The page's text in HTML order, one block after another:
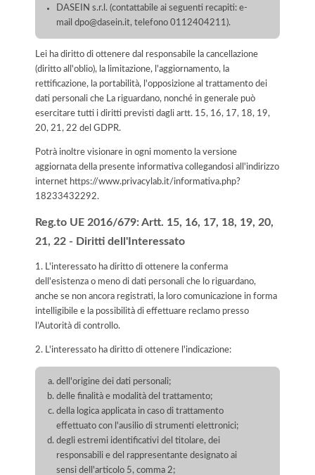
DASEIN s.r.l. (contattabile ai seguenti recapiti: e-
mail dpo@dasein.it, telefono 0112404211).
Lei ha diritto di ottenere dal responsabile la cancellazione
(diritto all'oblio), la limitazione, l'aggiornamento, la
rettificazione, la portabilità, l'opposizione al trattamento dei
dati personali che La riguardano, nonché in generale può
esercitare tutti i diritti previsti dagli artt. 15, 16, 17, 18, 19,
20, 21, 22 del GDPR.
Potrà inoltre visionare in ogni momento la versione
aggiornata della presente informativa collegandosi all'indirizzo
internet https://www.privacylab.it/informativa.php?
18233432292.
Reg.to UE 2016/679: Artt. 15, 16, 17, 18, 19, 20,
21, 22 - Diritti dell'Interessato
1. L'interessato ha diritto di ottenere la conferma
dell'esistenza o meno di dati personali che lo riguardano,
anche se non ancora registrati, la loro comunicazione in forma
intelligibile e la possibilità di effettuare reclamo presso
l’Autorità di controllo.
2. L'interessato ha diritto di ottenere l'indicazione:
dell'origine dei dati personali;
delle finalità e modalità del trattamento;
della logica applicata in caso di trattamento
effettuato con l'ausilio di strumenti elettronici;
degli estremi identificativi del titolare, dei
responsabili e del rappresentante designato ai
sensi dell'articolo 5, comma 2;